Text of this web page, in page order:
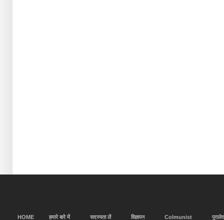
HOME हमारे बारे में सदस्यता लें विज्ञापन Colmunist